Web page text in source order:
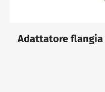
Adattatore flangia